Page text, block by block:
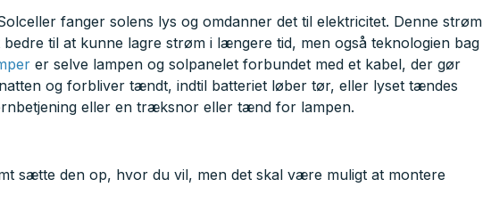
fanger solens lys og omdanner det til elektricitet. Denne strøm
til at kunne lagre strøm i længere tid, men også teknologien bag
er selve lampen og solpanelet forbundet med et kabel, der gør
og forbliver tændt, indtil batteriet løber tør, eller lyset tændes
eller en træksnor eller tænd for lampen.
sætte den op, hvor du vil, men det skal være muligt at montere